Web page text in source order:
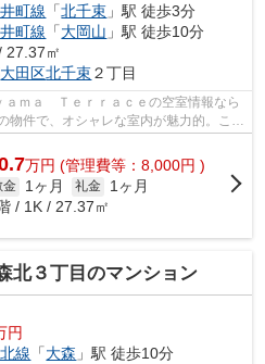
町線 「北千束 」駅 徒歩3分
町線 「大岡山 」駅 徒歩10分
27.37㎡
大田区北千束２丁目
ｍａ Ｔｅｒｒａｃｅの空室情報なら
件で、オシャレな室内が魅力的。こち
れ...
万円 (管理費等：8,000円 )
金 1ヶ月 礼金
1ヶ月
/ 1K / 27.37㎡
北３丁目のマンション
円
線 「大森 」駅 徒歩10分